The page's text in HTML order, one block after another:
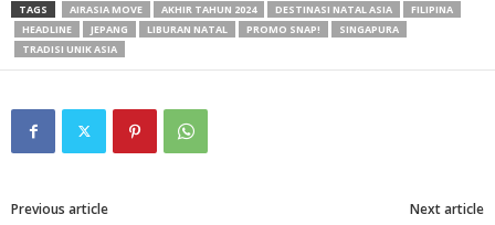
TAGS AIRASIA MOVE AKHIR TAHUN 2024 DESTINASI NATAL ASIA
FILIPINA
HEADLINE
JEPANG LIBURAN NATAL PROMO SNAP!
SINGAPURA
TRADISI UNIK ASIA
Previous article Next article